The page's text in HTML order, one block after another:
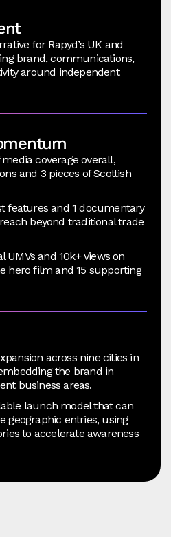
for Rapyd’s UK and
brand, communications,
around independent
coverage overall,
and 3 pieces of Scottish
features and 1 documentary
beyond traditional trade
UMVs and 10k+ views on
hero film and 15 supporting
across nine cities in
the brand in
business areas.
launch model that can
geographic entries, using
to accelerate awareness